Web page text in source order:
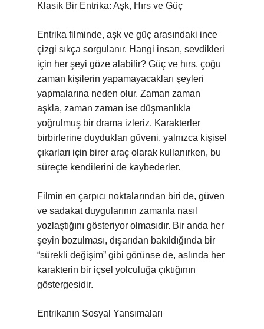
Klasik Bir Entrika: Aşk, Hırs ve Güç
Entrika filminde, aşk ve güç arasındaki ince
çizgi sıkça sorgulanır. Hangi insan, sevdikleri
için her şeyi göze alabilir? Güç ve hırs, çoğu
zaman kişilerin yapamayacakları şeyleri
yapmalarına neden olur. Zaman zaman
aşkla, zaman zaman ise düşmanlıkla
yoğrulmuş bir drama izleriz. Karakterler
birbirlerine duydukları güveni, yalnızca kişisel
çıkarları için birer araç olarak kullanırken, bu
süreçte kendilerini de kaybederler.
Filmin en çarpıcı noktalarından biri de, güven
ve sadakat duygularının zamanla nasıl
yozlaştığını gösteriyor olmasıdır. Bir anda her
şeyin bozulması, dışarıdan bakıldığında bir
“sürekli değişim” gibi görünse de, aslında her
karakterin bir içsel yolculuğa çıktığının
göstergesidir.
Entrikanın Sosyal Yansımaları